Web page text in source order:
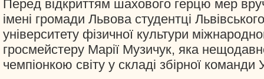
Перед відкриттям шахового герцю мер
імені громади Львова студентці
університету фізичної культури
гросмейстеру Марії Музичук, яка
чемпіонкою світу у складі збірної команди